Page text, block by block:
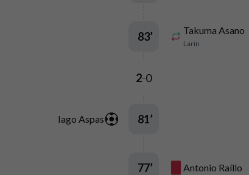
Takuma Asano
Larin
83’
2-0
Iago Aspas 81’
Antonio Raíllo
77’